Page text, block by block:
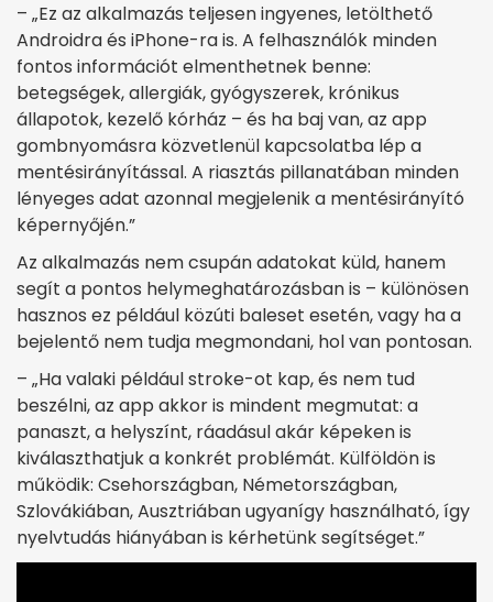
– „Ez az alkalmazás teljesen ingyenes, letölthető
Androidra és iPhone-ra is. A felhasználók minden
fontos információt elmenthetnek benne:
betegségek, allergiák, gyógyszerek, krónikus
állapotok, kezelő kórház – és ha baj van, az app
gombnyomásra közvetlenül kapcsolatba lép a
mentésirányítással. A riasztás pillanatában minden
lényeges adat azonnal megjelenik a mentésirányító
képernyőjén.”
Az alkalmazás nem csupán adatokat küld, hanem
segít a pontos helymeghatározásban is – különösen
hasznos ez például közúti baleset esetén, vagy ha a
bejelentő nem tudja megmondani, hol van pontosan.
– „Ha valaki például stroke-ot kap, és nem tud
beszélni, az app akkor is mindent megmutat: a
panaszt, a helyszínt, ráadásul akár képeken is
kiválaszthatjuk a konkrét problémát. Külföldön is
működik: Csehországban, Németországban,
Szlovákiában, Ausztriában ugyanígy használható, így
nyelvtudás hiányában is kérhetünk segítséget.”